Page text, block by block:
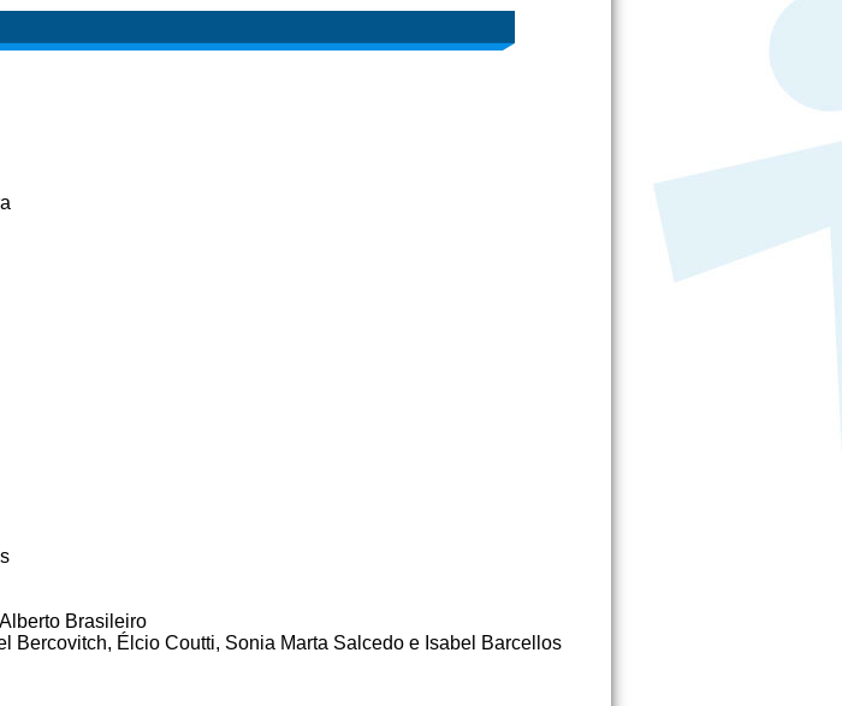
Brasileiro
Bercovitch, Élcio Coutti, Sonia Marta Salcedo e Isabel Barcellos